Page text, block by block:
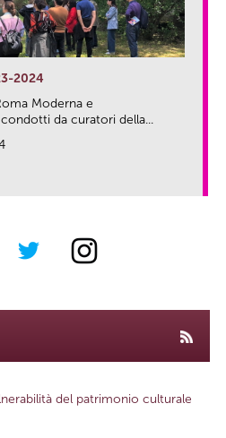
2024
Moderna e
da curatori della...
del patrimonio culturale